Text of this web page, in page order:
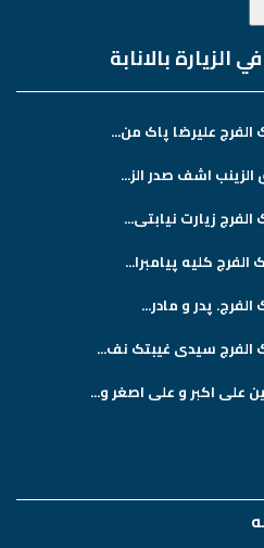
بالانابة
علیرضا پاک من...
الزینب اشف صدر الز...
زیارت نیابتی...
کلیه پیامبرا...
پدر و مادر...
الفرج سیدی غیبتک نف...
اکبر و علی اصغر و...